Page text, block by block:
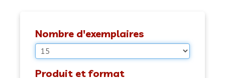
Nombre d'exemplaires
Produit et format